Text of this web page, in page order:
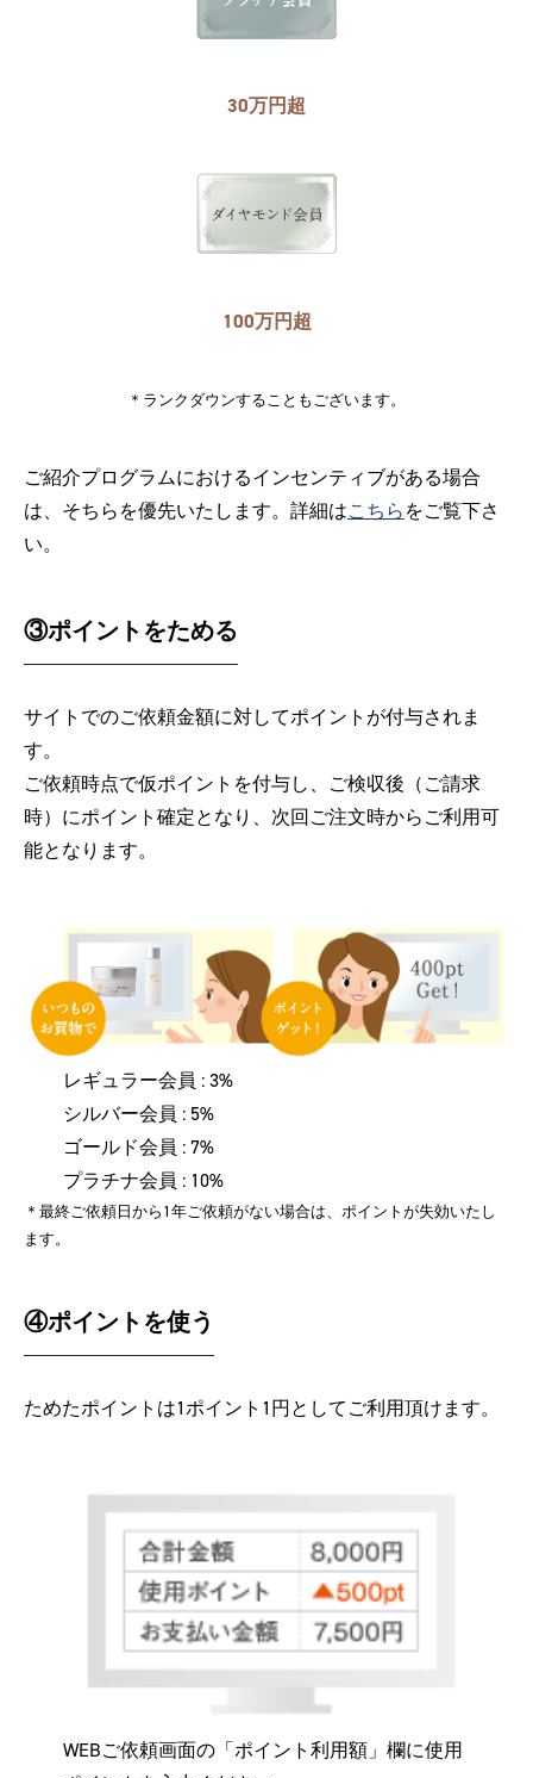
30万円超
100万円超
＊ランクダウンすることもございます。
ご紹介プログラムにおけるインセンティブがある場合
は、そちらを優先いたします。詳細はこちらをご覧下さ
い。
③ポイントをためる
サイトでのご依頼金額に対してポイントが付与されま
す。
ご依頼時点で仮ポイントを付与し、ご検収後（ご請求
時）にポイント確定となり、次回ご注文時からご利用可
能となります。
レギュラー会員 : 3%
シルバー会員 : 5%
ゴールド会員 : 7%
プラチナ会員 : 10%
＊最終ご依頼日から1年ご依頼がない場合は、ポイントが失効いたし
ます。
④ポイントを使う
ためたポイントは1ポイント1円としてご利用頂けます。
WEBご依頼画面の「ポイント利用額」欄に使用